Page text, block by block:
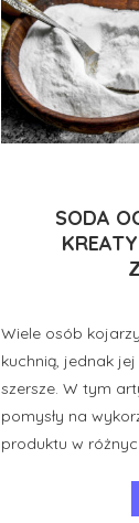
SODA
Wiele osób
kuchnią, jednak
szersze. W tym
pomysły na
produktu w